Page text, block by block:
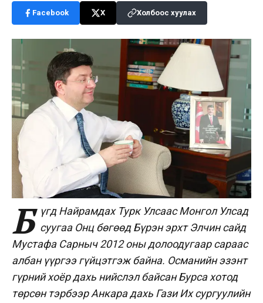
Facebook X Холбоос хуулах
Б
үгд Найрамдах Турк Улсаас Монгол Улсад
суугаа Онц бөгөөд Бүрэн эрхт Элчин сайд
Мустафа Сарныч 2012 оны долоодугаар сараас
албан үүргээ гүйцэтгэж байна. Османийн эзэнт
гүрний хоёр дахь нийслэл байсан Бурса хотод
төрсөн тэрбээр Анкара дахь Гази Их сургуулийн